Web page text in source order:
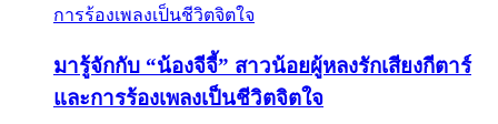
มารู้จักกับ “น้องจีจี้” สาวน้อยผู้หลงรักเสียงกีตาร์
และการร้องเพลงเป็นชีวิตจิตใจ